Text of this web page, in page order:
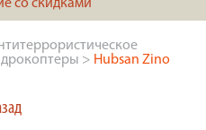
со скидками
> Hubsan Zino